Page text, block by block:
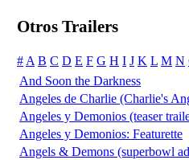
Otros Trailers
# A B C D E F G H I J K L M N
And Soon the Darkness
Angeles de Charlie (Charlie's
Angeles y Demonios (teaser
Angeles y Demonios: Featurette
Angels & Demons (superbowl